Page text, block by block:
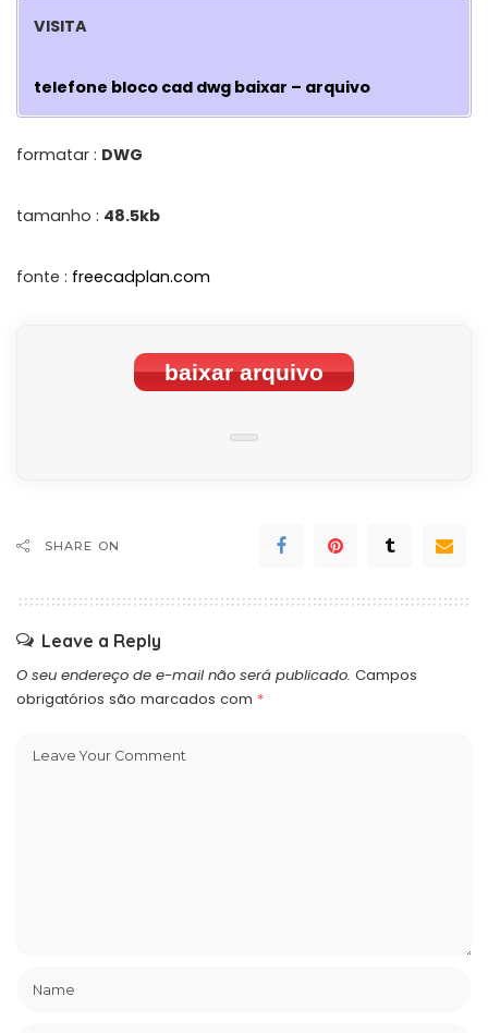
VISITA
telefone bloco cad dwg baixar – arquivo
formatar : DWG
tamanho : 48.5kb
fonte : freecadplan.com
baixar arquivo
SHARE ON
Leave a Reply
O seu endereço de e-mail não será publicado. Campos
obrigatórios são marcados com *